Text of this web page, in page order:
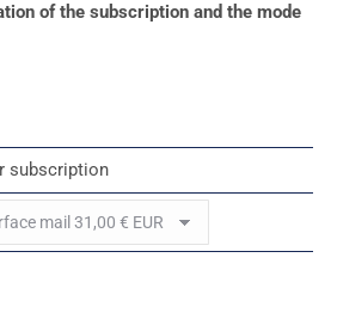
of the subscription and the mode
subscription